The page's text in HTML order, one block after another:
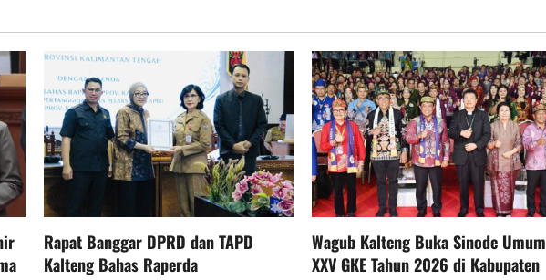
Rapat Banggar DPRD dan TAPD
Kalteng Bahas Raperda
Wagub Kalteng Buka Sinode Umum
XXV GKE Tahun 2026 di Kabupaten